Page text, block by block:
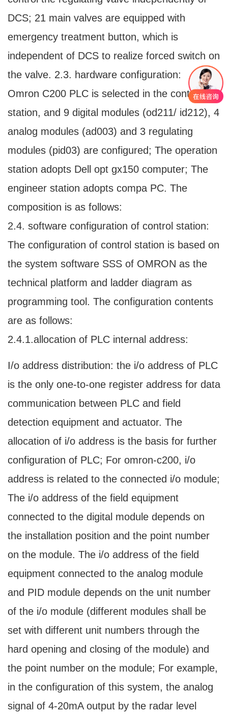
DCS; 21 main valves are equipped with
emergency treatment button, which is
independent of DCS to realize forced switch on
the valve. 2.3. hardware configuration:
Omron C200 PLC is selected in the control
station, and 9 digital modules (od211/ id212), 4
analog modules (ad003) and 3 regulating
modules (pid03) are configured; The operation
station adopts Dell opt gx150 computer; The
engineer station adopts compa PC. The
composition is as follows:
2.4. software configuration of control station:
The configuration of control station is based on
the system software SSS of OMRON as the
technical platform and ladder diagram as
programming tool. The configuration contents
are as follows:
2.4.1.allocation of PLC internal address:
I/o address distribution: the i/o address of PLC
is the only one-to-one register address for data
communication between PLC and field
detection equipment and actuator. The
allocation of i/o address is the basis for further
configuration of PLC; For omron-c200, i/o
address is related to the connected i/o module;
The i/o address of the field equipment
connected to the digital module depends on
the installation position and the point number
on the module. The i/o address of the field
equipment connected to the analog module
and PID module depends on the unit number
of the i/o module (different modules shall be
set with different unit numbers through the
hard opening and closing of the module) and
the point number on the module; For example,
in the configuration of this system, the analog
signal of 4-20mA output by the radar level